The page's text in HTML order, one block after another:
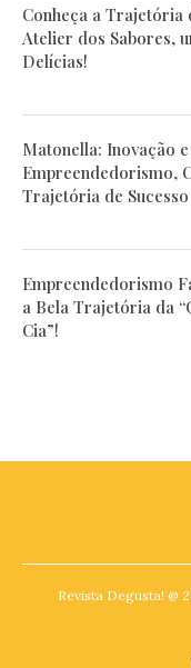
Conheça a Trajetória
Atelier dos Sabores,
Delícias!
Matonella: Inovação e
Empreendedorismo,
Trajetória de
Empreendedorismo
a Bela Trajetória da
Cia”!
Revista Degusta! @